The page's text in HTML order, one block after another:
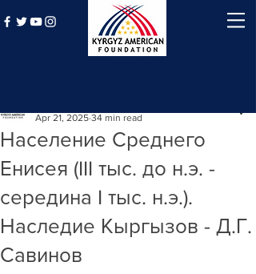
Население Среднего
Енисея (III тыс. до н.э. -
середина I тыс. н.э.).
Наследие Кыргызов - Д.Г.
Савинов
Apr 21, 2025 34 min read